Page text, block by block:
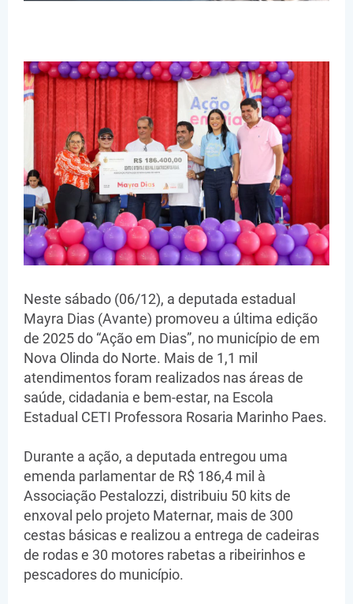
Neste sábado (06/12), a deputada estadual
Mayra Dias (Avante) promoveu a última edição
de 2025 do “Ação em Dias”, no município de em
Nova Olinda do Norte. Mais de 1,1 mil
atendimentos foram realizados nas áreas de
saúde, cidadania e bem-estar, na Escola
Estadual CETI Professora Rosaria Marinho Paes.
Durante a ação, a deputada entregou uma
emenda parlamentar de R$ 186,4 mil à
Associação Pestalozzi, distribuiu 50 kits de
enxoval pelo projeto Maternar, mais de 300
cestas básicas e realizou a entrega de cadeiras
de rodas e 30 motores rabetas a ribeirinhos e
pescadores do município.